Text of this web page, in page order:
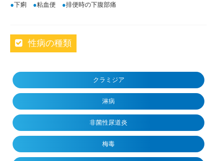
●下痢 ●粘血便 ●排便時の下腹部痛
性病の種類
クラミジア
淋病
非菌性尿道炎
梅毒